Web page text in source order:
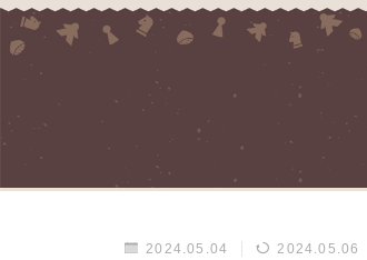
2024.05.04 2024.05.06